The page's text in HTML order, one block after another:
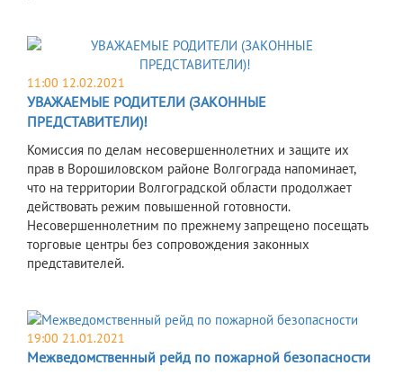
11:00 12.02.2021
УВАЖАЕМЫЕ РОДИТЕЛИ (ЗАКОННЫЕ
ПРЕДСТАВИТЕЛИ)!
Комиссия по делам несовершеннолетних и защите их
прав в Ворошиловском районе Волгограда напоминает,
что на территории Волгоградской области продолжает
действовать режим повышенной готовности.
Несовершеннолетним по прежнему запрещено посещать
торговые центры без сопровождения законных
представителей.
19:00 21.01.2021
Межведомственный рейд по пожарной безопасности